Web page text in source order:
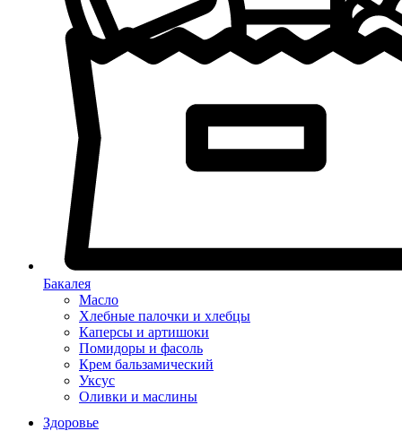
Бакалея
Масло
Хлебные палочки и хлебцы
Каперсы и артишоки
Помидоры и фасоль
Крем бальзамический
Уксус
Оливки и маслины
Здоровье